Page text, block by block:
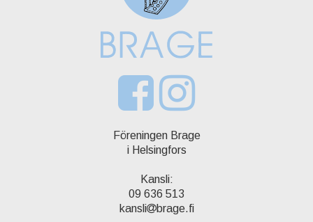
Föreningen Brage
i Helsingfors
Kansli:
09 636 513
kansli
brage.fi